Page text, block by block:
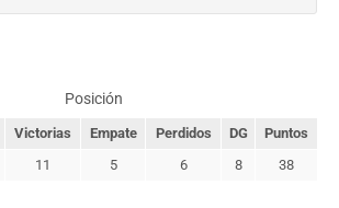
Posición
Victorias Empate Perdidos DG
Puntos
11 5 6 8 38